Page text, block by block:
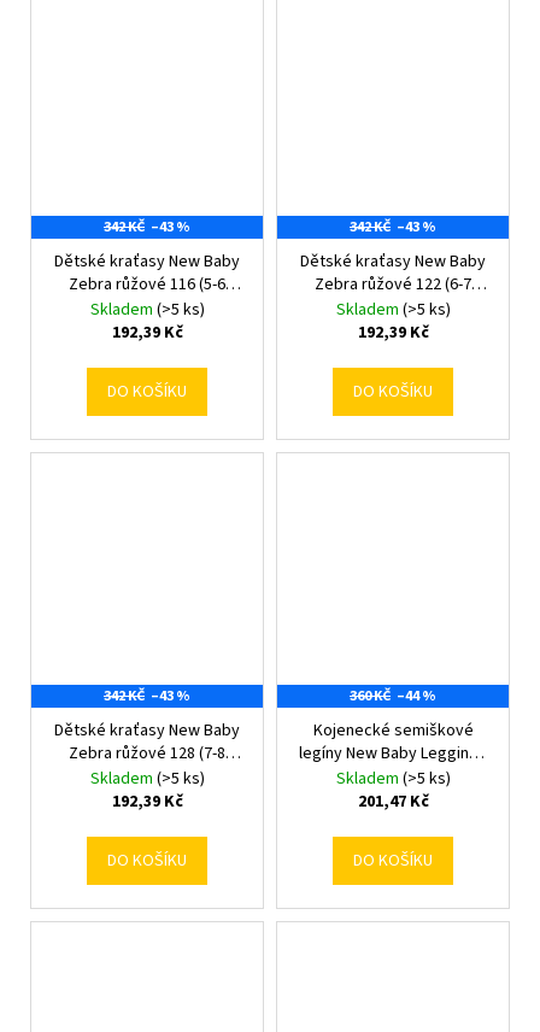
342 KČ –43 %
Dětské kraťasy New Baby
Zebra růžové 116 (5-6
rokov)
Skladem (>5 ks)
192,39 Kč
DO KOŠÍKU
342 KČ –43 %
Dětské kraťasy New Baby
Zebra růžové 122 (6-7
rokov)
Skladem (>5 ks)
192,39 Kč
DO KOŠÍKU
342 KČ –43 %
Dětské kraťasy New Baby
Zebra růžové 128 (7-8
rokov)
Skladem (>5 ks)
192,39 Kč
DO KOŠÍKU
360 KČ –44 %
Kojenecké semiškové
legíny New Baby Leggings
56 (0-3m)
Skladem (>5 ks)
201,47 Kč
DO KOŠÍKU